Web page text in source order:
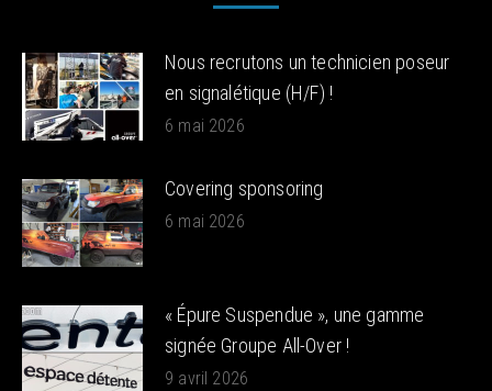
Nous recrutons un technicien poseur
en signalétique (H/F) !
6 mai 2026
Covering sponsoring
6 mai 2026
« Épure Suspendue », une gamme
signée Groupe All-Over !
9 avril 2026